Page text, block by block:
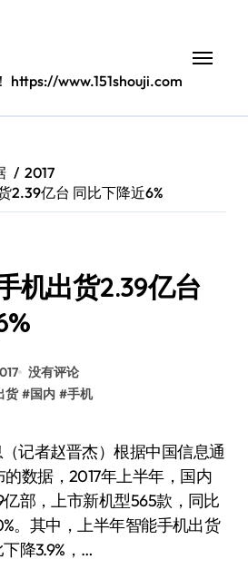
https://www.151shouji.com
2017
2.39亿台 同比下降近6%
机出货2.39亿台
没有评论
货 #国内 #手机
数据，2017年上半年，国内
部，上市新机型565款，同比
。其中，上半年智能手机出货
降3.9%，…